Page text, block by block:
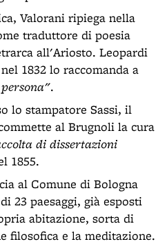
Valorani ripiega nella
traduttore di poesia
all'Ariosto. Leopardi
1832 lo raccomanda a
.
lo stampatore Sassi, il
al Brugnoli la cura
di dissertazioni
1855.
al Comune di Bologna
23 paesaggi, già esposti
abitazione, sorta di
filosofica e la meditazione.